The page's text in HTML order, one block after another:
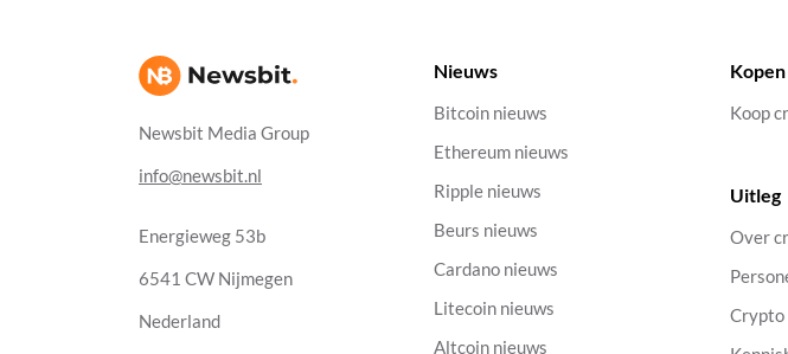
Newsbit Media Group
info@newsbit.nl
Energieweg 53b
6541 CW Nijmegen
Nederland
Nieuws
Bitcoin nieuws
Ethereum nieuws
Ripple nieuws
Beurs nieuws
Cardano nieuws
Litecoin nieuws
Altcoin nieuws
Kopen
Koop
Uitleg
Over
Crypto